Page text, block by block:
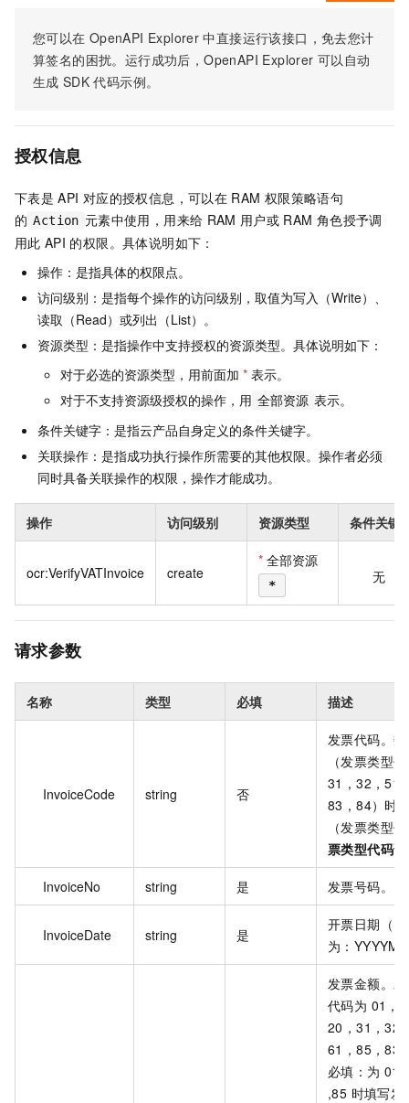
您可以在 OpenAPI Explorer 中直接运行该接口，免去您计
算签名的困扰。运行成功后，OpenAPI Explorer 可以自动
生成 SDK 代码示例。
授权信息
下表是 API 对应的授权信息，可以在 RAM 权限策略语句
的 Action 元素中使用，用来给 RAM 用户或 RAM 角色授予调
用此 API 的权限。具体说明如下：
操作：是指具体的权限点。
访问级别：是指每个操作的访问级别，取值为写入（Write）、
读取（Read）或列出（List）。
资源类型：是指操作中支持授权的资源类型。具体说明如下：
对于必选的资源类型，用前面加 * 表示。
对于不支持资源级授权的操作，用 全部资源 表示。
条件关键字：是指云产品自身定义的条件关键字。
关联操作：是指成功执行操作所需要的其他权限。操作者必须
同时具备关联操作的权限，操作才能成功。
操作 访问级别 资源类型 条件关键
ocr:VerifyVATInvoice create
* 全部资源
* 无
请求参数
名称 类型 必填 描述
InvoiceCode string 否
发票代码。
（发票类型
31，32，51
83，84）时
（发票类型
票类型代码
InvoiceNo string 是 发票号码。
InvoiceDate string 是
开票日期（
为：
发票金额。
代码为 01，
20，31，32
61，85，83
必填：为 01
,85 时填写发